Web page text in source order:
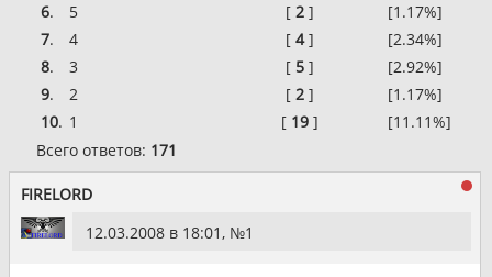
6. 5 [ 2]
[1.17%]
7. 4 [ 4]
[2.34%]
8. 3 [ 5]
[2.92%]
9. 2 [ 2]
[1.17%]
10. 1 [ 19]
[11.11%]
Всего ответов: 171
FIRELORD
12.03.2008 в 18:01, №1